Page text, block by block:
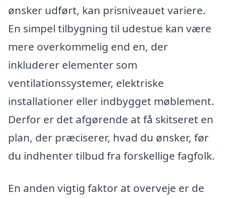
ønsker udført, kan prisniveauet variere.
En simpel tilbygning til udestue kan være
mere overkommelig end en, der
inkluderer elementer som
ventilationssystemer, elektriske
installationer eller indbygget møblement.
Derfor er det afgørende at få skitseret en
plan, der præciserer, hvad du ønsker, før
du indhenter tilbud fra forskellige fagfolk.
En anden vigtig faktor at overveje er de